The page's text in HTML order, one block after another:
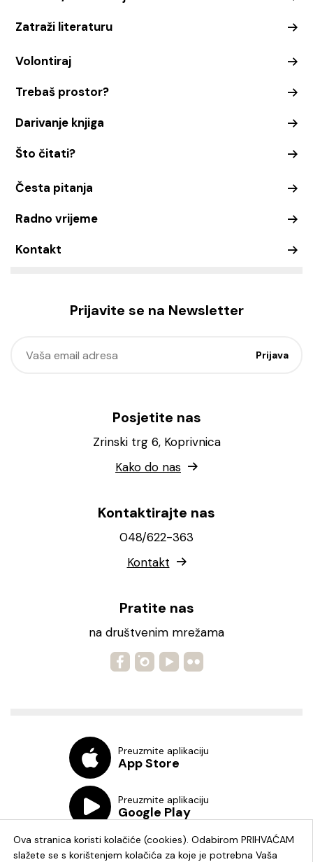
Zatraži literaturu
Volontiraj
Trebaš prostor?
Darivanje knjiga
Što čitati?
Česta pitanja
Radno vrijeme
Kontakt
Prijavite se na Newsletter
Posjetite nas
Zrinski trg 6, Koprivnica
Kako do nas
Kontaktirajte nas
048/622-363
Kontakt
Pratite nas
na društvenim mrežama
Preuzmite aplikaciju
App Store
Preuzmite aplikaciju
Google Play
Ova stranica koristi kolačiće (cookies). Odabirom PRIHVAĆAM
slažete se s korištenjem kolačića za koje je potrebna Vaša